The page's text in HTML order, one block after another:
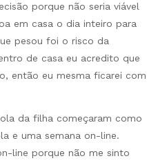
porque não seria viável
em casa o dia inteiro para
pesou foi o risco da
de casa eu acredito que
então eu mesma ficarei com
da filha começaram como
e uma semana on-line.
line porque não me sinto